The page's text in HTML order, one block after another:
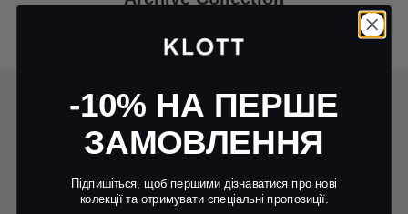
ПРОДОВЖИТИ ПОКУПКИ
ПРО БРЕНД
ПОЛІТИКА КОНФІДЕНЦІЙНОСТІ
ВІДСЛІДКУВАТИ ЗАМОВЛЕННЯ
-10% НА ПЕРШЕ
ЗАМОВЛЕННЯ
Підпишіться, щоб першими дізнаватися про нові
колекції та отримувати спеціальні пропозиції.